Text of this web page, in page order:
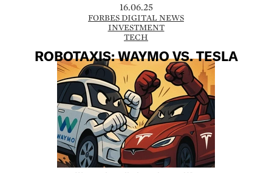
16.06.25
FORBES DIGITAL NEWS
INVESTMENT
TECH
ROBOTAXIS: WAYMO VS. TESLA